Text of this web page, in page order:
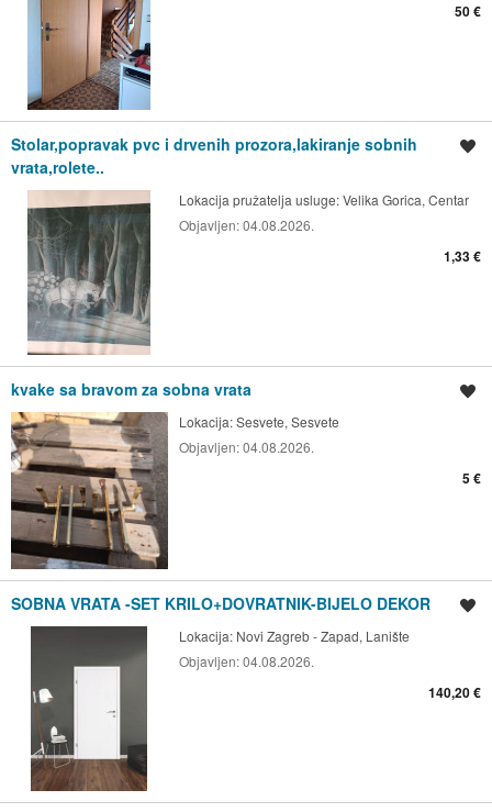
50 €
Stolar,popravak pvc i drvenih prozora,lakiranje sobnih
vrata,rolete..
Lokacija pružatelja usluge:Velika Gorica, Centar
Objavljen:04.08.2026.
1,33 €
kvake sa bravom za sobna vrata
Lokacija:Sesvete, Sesvete
Objavljen:04.08.2026.
5 €
SOBNA VRATA -SET KRILO+DOVRATNIK-BIJELO DEKOR
Lokacija: Novi Zagreb - Zapad, Lanište
Objavljen:04.08.2026.
140,20 €